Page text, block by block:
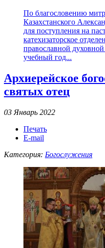
По благословению
Казахстанского
для поступления на
катехизаторское
православной
учебный год...
Архиерейское
святых отец
03 Январь 2022
Печать
E-mail
Категория: Богослужения